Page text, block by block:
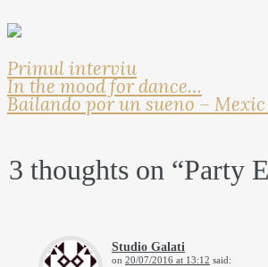
Primul interviu
In the mood for dance…
Bailando por un sueno – Mexic
3 thoughts on “Party
Studio Galati
on 20/07/2016 at 13:12 said: